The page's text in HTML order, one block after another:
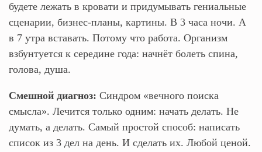
будете лежать в кровати и придумывать гениальные
сценарии, бизнес-планы, картины. В 3 часа ночи. А
в 7 утра вставать. Потому что работа. Организм
взбунтуется к середине года: начнёт болеть спина,
голова, душа.
Смешной диагноз: Синдром «вечного поиска
смысла». Лечится только одним: начать делать. Не
думать, а делать. Самый простой способ: написать
список из 3 дел на день. И сделать их. Любой ценой.